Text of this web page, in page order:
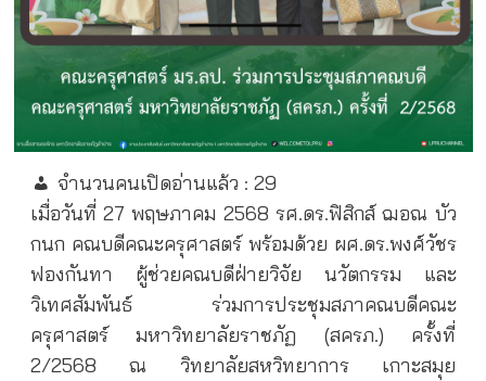
จำนวนคนเปิดอ่านแล้ว : 29
เมื่อวันที่ 27 พฤษภาคม 2568 รศ.ดร.ฟิสิกส์ ฌอณ บัว
กนก คณบดีคณะครุศาสตร์ พร้อมด้วย ผศ.ดร.พงศ์วัชร
ฟองกันทา ผู้ช่วยคณบดีฝ่ายวิจัย นวัตกรรม และ
วิเทศสัมพันธ์ ร่วมการประชุมสภาคณบดีคณะ
ครุศาสตร์ มหาวิทยาลัยราชภัฏ (สครภ.) ครั้งที่
2/2568 ณ วิทยาลัยสหวิทยาการ เกาะสมุย